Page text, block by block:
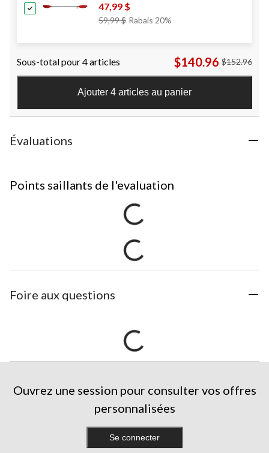
47,99 $
59,99 $ Prix
Rabais 20%
Sous-total pour 4 articles $140.96 $152.96
Ajouter 4 articles au panier
Évaluations
Points saillants de l'evaluation
Foire aux questions
Ouvrez une session pour consulter vos offres
personnalisées
Se connecter